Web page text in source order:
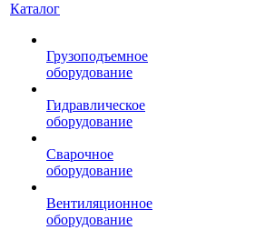
Каталог
Грузоподъемное
оборудование
Гидравлическое
оборудование
Сварочное
оборудование
Вентиляционное
оборудование